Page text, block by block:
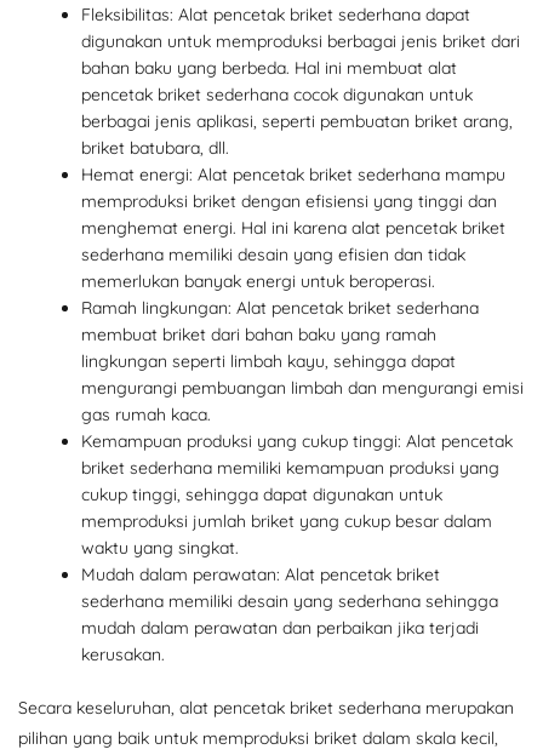
Fleksibilitas: Alat pencetak briket sederhana dapat
digunakan untuk memproduksi berbagai jenis briket dari
bahan baku yang berbeda. Hal ini membuat alat
pencetak briket sederhana cocok digunakan untuk
berbagai jenis aplikasi, seperti pembuatan briket arang,
briket batubara, dll.
Hemat energi: Alat pencetak briket sederhana mampu
memproduksi briket dengan efisiensi yang tinggi dan
menghemat energi. Hal ini karena alat pencetak briket
sederhana memiliki desain yang efisien dan tidak
memerlukan banyak energi untuk beroperasi.
Ramah lingkungan: Alat pencetak briket sederhana
membuat briket dari bahan baku yang ramah
lingkungan seperti limbah kayu, sehingga dapat
mengurangi pembuangan limbah dan mengurangi emisi
gas rumah kaca.
Kemampuan produksi yang cukup tinggi: Alat pencetak
briket sederhana memiliki kemampuan produksi yang
cukup tinggi, sehingga dapat digunakan untuk
memproduksi jumlah briket yang cukup besar dalam
waktu yang singkat.
Mudah dalam perawatan: Alat pencetak briket
sederhana memiliki desain yang sederhana sehingga
mudah dalam perawatan dan perbaikan jika terjadi
kerusakan.
Secara keseluruhan, alat pencetak briket sederhana merupakan
pilihan yang baik untuk memproduksi briket dalam skala kecil,